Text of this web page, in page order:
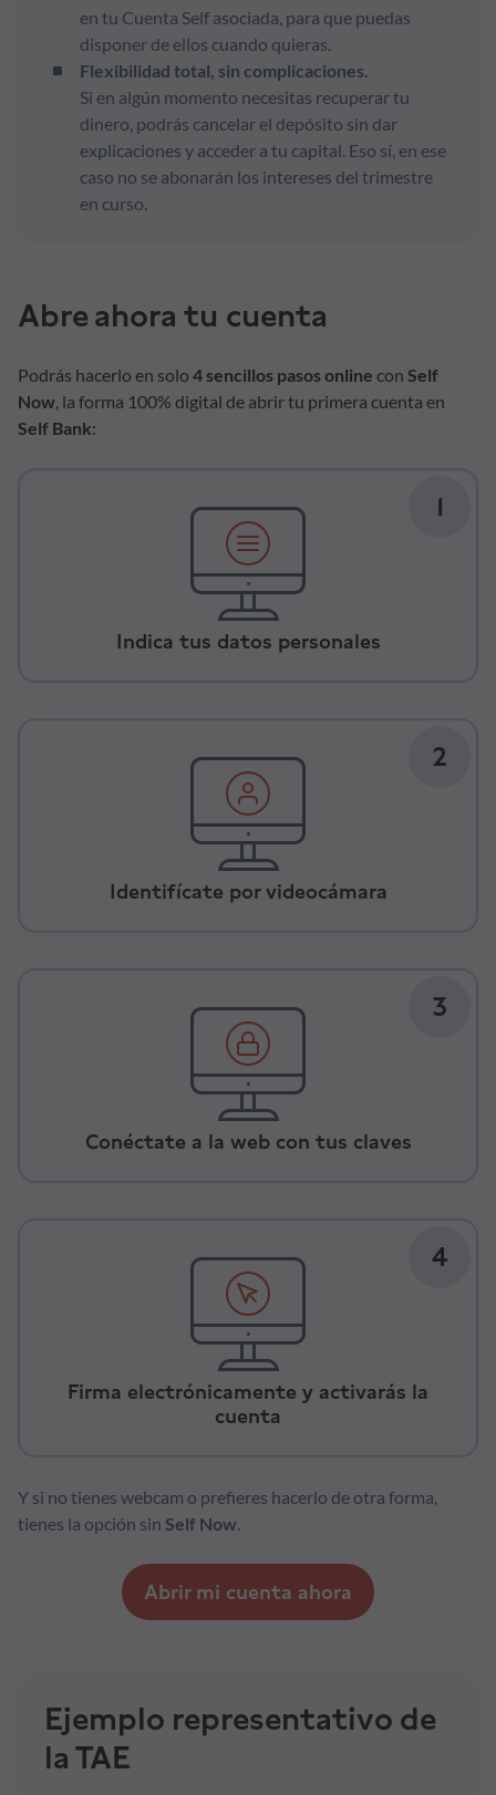
en tu Cuenta Self asociada, para que puedas
disponer de ellos cuando quieras.
Flexibilidad total, sin complicaciones.
Si en algún momento necesitas recuperar tu
dinero, podrás cancelar el depósito sin dar
explicaciones y acceder a tu capital. Eso sí, en ese
caso no se abonarán los intereses del trimestre
en curso.
Abre ahora tu cuenta
Podrás hacerlo en solo 4 sencillos pasos online con Self
Now, la forma 100% digital de abrir tu primera cuenta en
Self Bank:
1
Indica tus datos personales
2
Identifícate por videocámara
3
Conéctate a la web con tus claves
4
Firma electrónicamente y activarás la
cuenta
Y si no tienes webcam o prefieres hacerlo de otra forma,
tienes la opción sin Self Now.
Abrir mi cuenta ahora
Ejemplo representativo de
la TAE